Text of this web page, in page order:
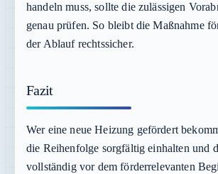
handeln muss, sollte die zulässigen
genau prüfen. So bleibt die Maßnahme
der Ablauf rechtssicher.
Fazit
Wer eine neue Heizung gefördert
die Reihenfolge sorgfältig einhalten und
vollständig vor dem förderrelevanten